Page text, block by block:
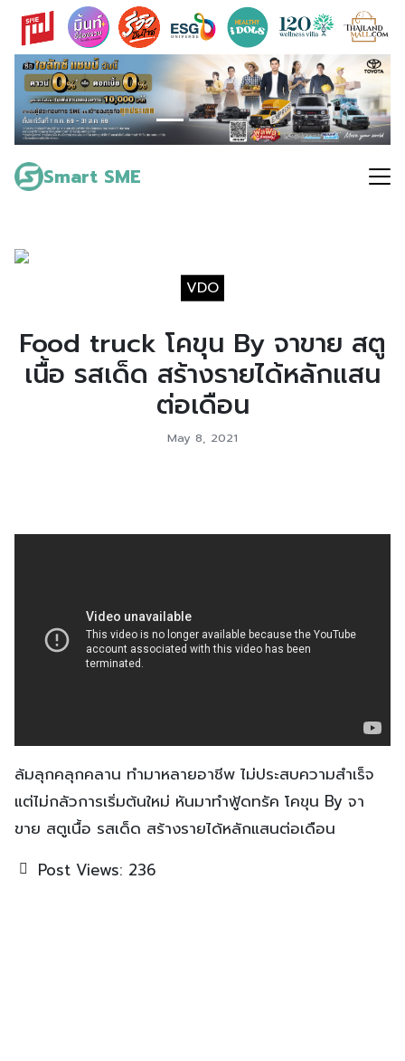
Skip
content
Smart SME
Search
for:
VDO
Food truck โคขุน By จาขาย สตู
เนื้อ รสเด็ด สร้างรายได้หลักแสน
ต่อเดือน
May 8, 2021
ล้มลุกคลุกคลาน ทำมาหลายอาชีพ ไม่ประสบความสำเร็จ
แต่ไม่กลัวการเริ่มต้นใหม่ หันมาทำฟู้ดทรัค โคขุน By จา
ขาย สตูเนื้อ รสเด็ด สร้างรายได้หลักแสนต่อเดือน
Post Views: 236